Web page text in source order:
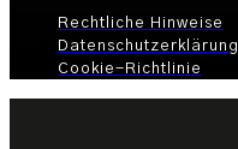
Rechtliche Hinweise
Datenschutzerklärung
Cookie-Richtlinie